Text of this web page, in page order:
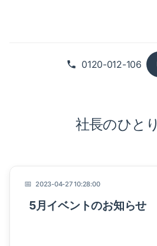
0120-012-106
社長のひと
2023-04-27 10:28:00
5月イベントのお知らせ